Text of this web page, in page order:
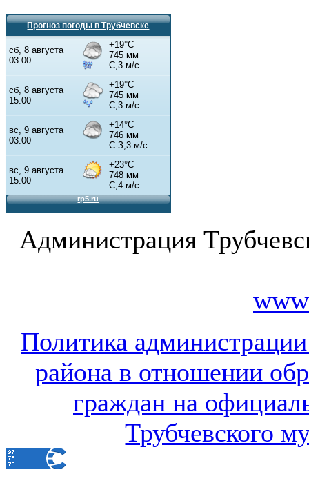
Прогноз погоды в Трубчевске
Администрация
Политика
района в отношении
граждан на
Трубчевского